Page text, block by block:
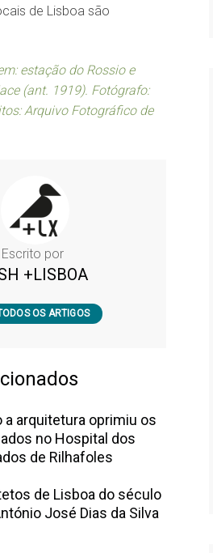
de Lisboa são
estação do Rossio e
(ant. 1919). Fotógrafo:
Arquivo Fotográfico de
Escrito por
+LISBOA
OS ARTIGOS
a arquitetura oprimiu os
no Hospital dos
de Rilhafoles
de Lisboa do século
José Dias da Silva